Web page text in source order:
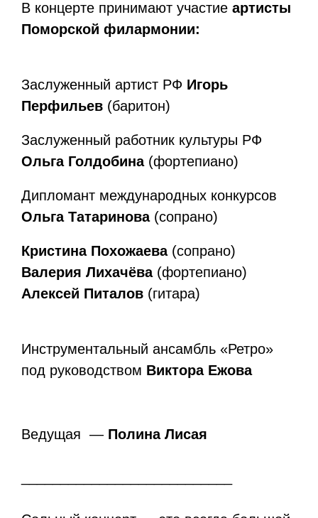
В концерте принимают участие артисты
Поморской филармонии:
Заслуженный артист РФ Игорь
Перфильев (баритон)
Заслуженный работник культуры РФ
Ольга Голдобина(фортепиано)
Дипломант международных конкурсов
Ольга Татаринова(сопрано)
Кристина Похожаева(сопрано)
Валерия Лихачёва(фортепиано)
Алексей Питалов (гитара)
Инструментальный ансамбль «Ретро»
под руководством Виктора Ежова
Ведущая — Полина Лисая